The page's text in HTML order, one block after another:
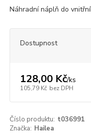
Náhradní náplň do
Dostupnost
128,00 Kč/ks
105,79 Kč bez DPH
Číslo produktu: t036991
Značka: Hailea